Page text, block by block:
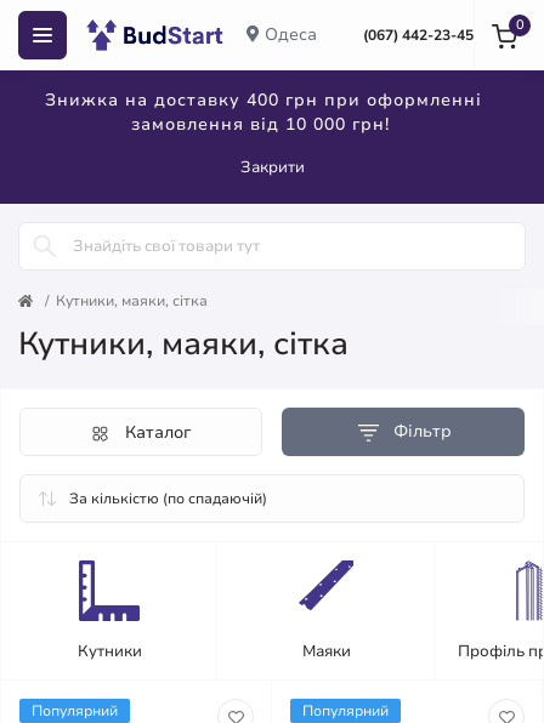
Одеса (067) 442-23-45
Знижка на доставку 400 грн при оформленні
замовлення від 10 000 грн!
Закрити
0
Кутники, маяки, сітка
Кутники, маяки, сітка
Фільтр
Каталог
Кутники Маяки Профіль
Популярний Популярний